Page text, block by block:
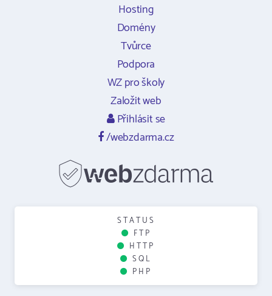
Hosting
Domény
Tvůrce
Podpora
WZ pro školy
Založit web
Přihlásit se
/webzdarma.cz
STATUS
FTP
HTTP
SQL
PHP